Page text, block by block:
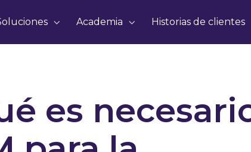
Academia Historias de clientes
es